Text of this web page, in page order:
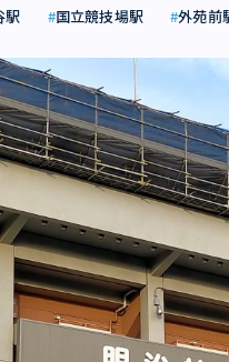
駅 国立競技場駅 外苑前